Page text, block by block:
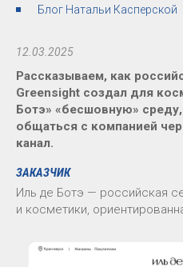
Блог Натальи Касперской
12.03.2025
Рассказываем, как
Greensight создал для
Ботэ» «бесшовную»
общаться с компанией
канал.
ЗАКАЗЧИК
Иль де Ботэ — российская
и косметики,